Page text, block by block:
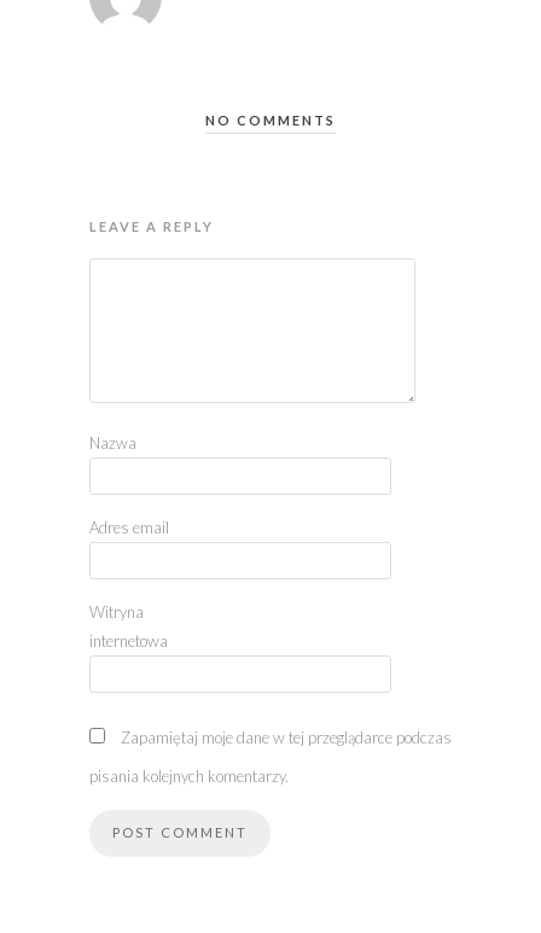
NO COMMENTS
LEAVE A REPLY
Nazwa
Adres email
Witryna
internetowa
Zapamiętaj moje dane w tej przeglądarce podczas
pisania kolejnych komentarzy.